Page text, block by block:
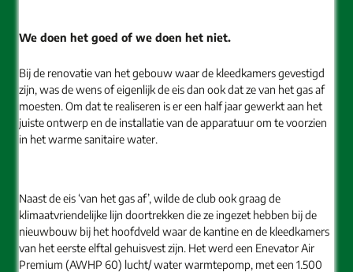
We doen het goed of we doen het niet.
Bij de renovatie van het gebouw waar de kleedkamers gevestigd
zijn, was de wens of eigenlijk de eis dan ook dat ze van het gas af
moesten. Om dat te realiseren is er een half jaar gewerkt aan het
juiste ontwerp en de installatie van de apparatuur om te voorzien
in het warme sanitaire water.
Naast de eis ‘van het gas af’, wilde de club ook graag de
klimaatvriendelijke lijn doortrekken die ze ingezet hebben bij de
nieuwbouw bij het hoofdveld waar de kantine en de kleedkamers
van het eerste elftal gehuisvest zijn. Het werd een Enevator Air
Premium (AWHP 60) lucht/ water warmtepomp, met een 1.500